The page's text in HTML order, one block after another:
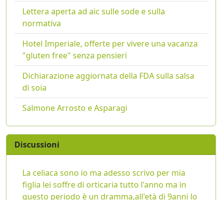
Lettera aperta ad aic sulle sode e sulla
normativa
Hotel Imperiale, offerte per vivere una vacanza
"gluten free" senza pensieri
Dichiarazione aggiornata della FDA sulla salsa
di soia
Salmone Arrosto e Asparagi
Discussioni
La celiaca sono io ma adesso scrivo per mia
figlia lei soffre di orticaria tutto l'anno ma in
questo periodo è un dramma,all'età di 9anni lo